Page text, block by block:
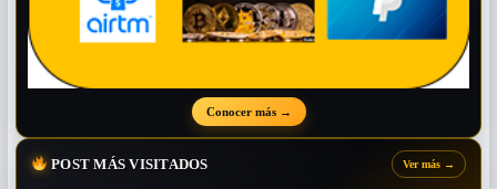
Conocer más →
POST MÁS VISITADOS Ver más →